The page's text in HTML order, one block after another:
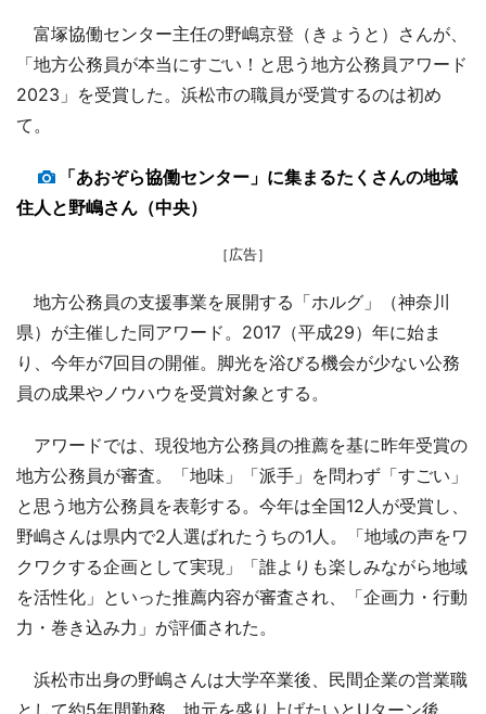
富塚協働センター主任の野嶋京登（きょうと）さんが、
「地方公務員が本当にすごい！と思う地方公務員アワード
2023」を受賞した。浜松市の職員が受賞するのは初め
て。
「あおぞら協働センター」に集まるたくさんの地域
住人と野嶋さん（中央）
［広告］
地方公務員の支援事業を展開する「ホルグ」（神奈川
県）が主催した同アワード。2017（平成29）年に始ま
り、今年が7回目の開催。脚光を浴びる機会が少ない公務
員の成果やノウハウを受賞対象とする。
アワードでは、現役地方公務員の推薦を基に昨年受賞の
地方公務員が審査。「地味」「派手」を問わず「すごい」
と思う地方公務員を表彰する。今年は全国12人が受賞し、
野嶋さんは県内で2人選ばれたうちの1人。「地域の声をワ
クワクする企画として実現」「誰よりも楽しみながら地域
を活性化」といった推薦内容が審査され、「企画力・行動
力・巻き込み力」が評価された。
浜松市出身の野嶋さんは大学卒業後、民間企業の営業職
として約5年間勤務。地元を盛り上げたいとUターン後、